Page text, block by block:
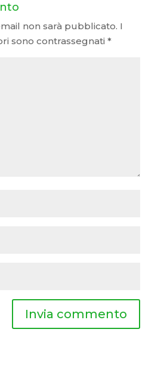
non sarà pubblicato. I
sono contrassegnati *